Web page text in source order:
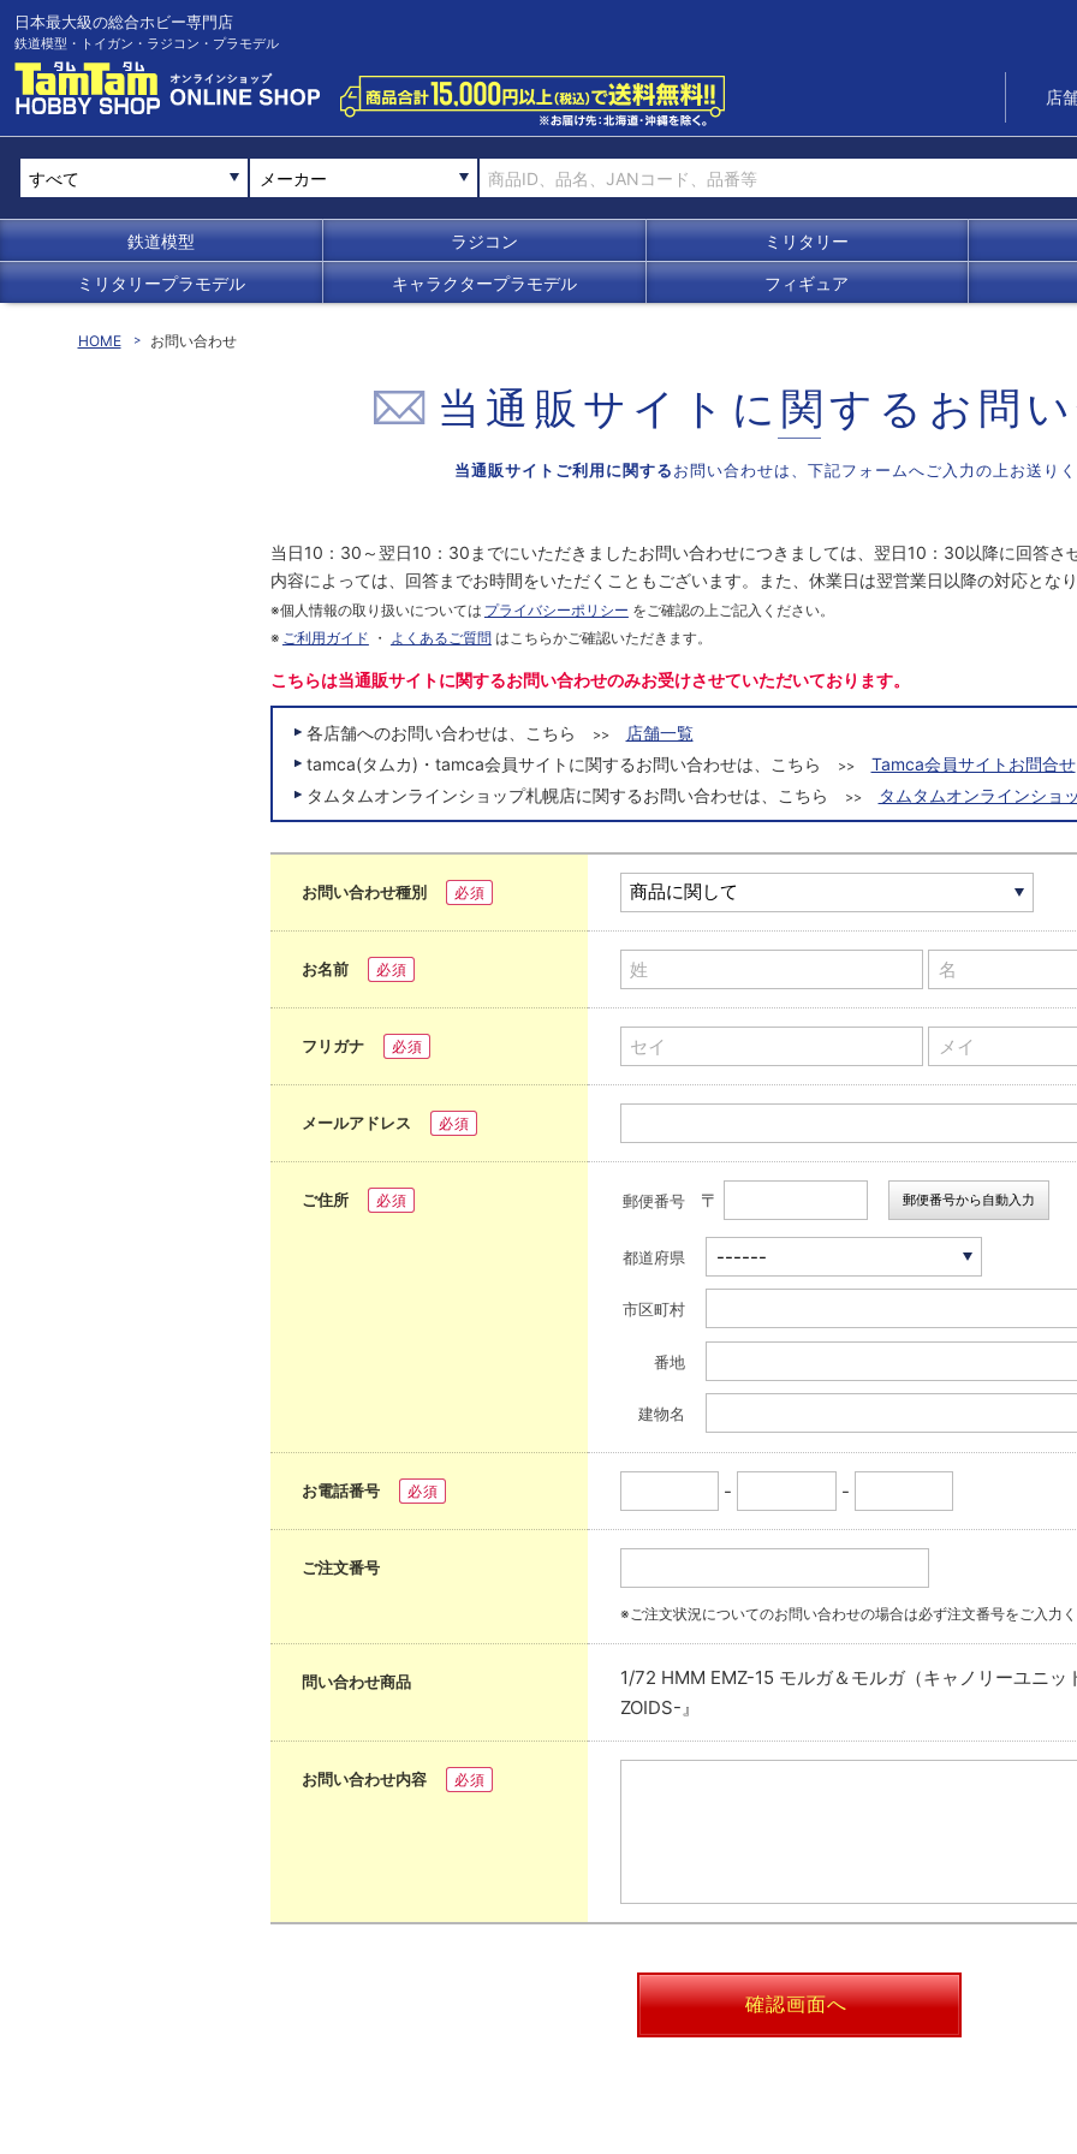
日本最大級の総合ホビー専門店
鉄道模型・トイガン・ラジコン・プラモデル
店
メーカー
鉄道模型 ラジコン ミリタリー
ミリタリープラモデル キャラクタープラモデル フィギュア
HOME お問い合わせ
当通販サイトに関する お問
当通販サイトご利用に関するお問い合わせは、 下記フォームへご入力の上お送り
当日10：30～翌日10：30までにいただきましたお問い合わせにつきましては、翌日10：30以降に回答さ
内容によっては、回答までお時間をいただくこともございます。また、休業日は翌営業日以降の対応とな
※個人情報の取り扱いについては プライバシーポリシー をご確認の上ご記入ください。
※ ご利用ガイド ・ よくあるご質問 はこちらかご確認いただきます。
こちらは当通販サイトに関するお問い合わせのみお受けさせていただいております。
各店舗へのお問い合わせは、こちら >>
店舗一覧
tamca(タムカ)・tamca会員サイトに関するお問い合わせは、こちら
>>
Tamca会員サイトお問合せ
タムタムオンラインショップ札幌店に関するお問い合わせは、こちら
>> タムタムオンラインショ
お問い合わせ種別 必須
お名前 必須
フリガナ 必須
メールアドレス 必須
ご住所 必須 郵便番号 〒 郵便番号から自動入力
都道府県
市区町村
番地
建物名
お電話番号 必須 - -
ご注文番号
※ご注文状況についてのお問い合わせの場合は必ず注文番号をご入力
問い合わせ商品
1/72 HMM EMZ-15 モルガ＆モルガ（キャノリーユニッ
ZOIDS-』
お問い合わせ内容 必須
確認画面へ